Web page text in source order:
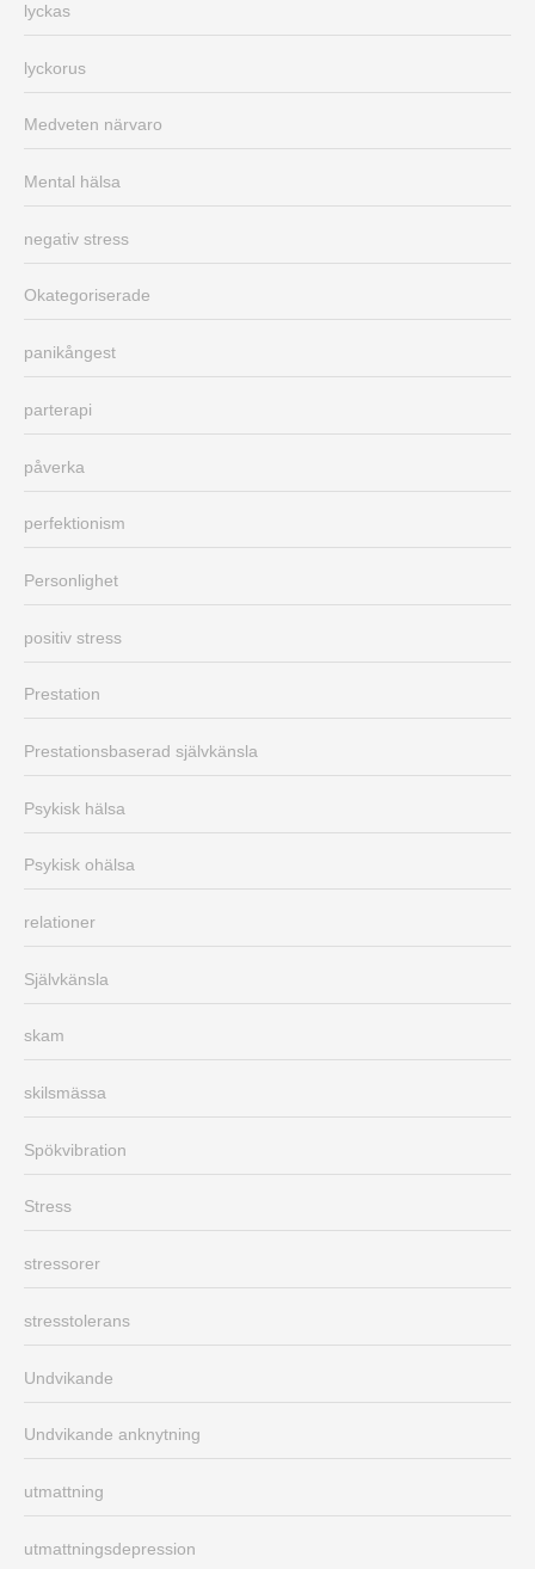
lyckas
lyckorus
Medveten närvaro
Mental hälsa
negativ stress
Okategoriserade
panikångest
parterapi
påverka
perfektionism
Personlighet
positiv stress
Prestation
Prestationsbaserad självkänsla
Psykisk hälsa
Psykisk ohälsa
relationer
Självkänsla
skam
skilsmässa
Spökvibration
Stress
stressorer
stresstolerans
Undvikande
Undvikande anknytning
utmattning
utmattningsdepression